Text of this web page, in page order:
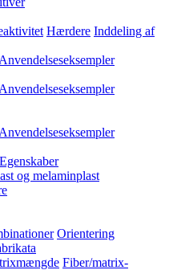
Hærdere Inddeling af
Anvendelseseksempler
Anvendelseseksempler
Anvendelseseksempler
Egenskaber
og melaminplast
Orientering
Fiber/matrix-